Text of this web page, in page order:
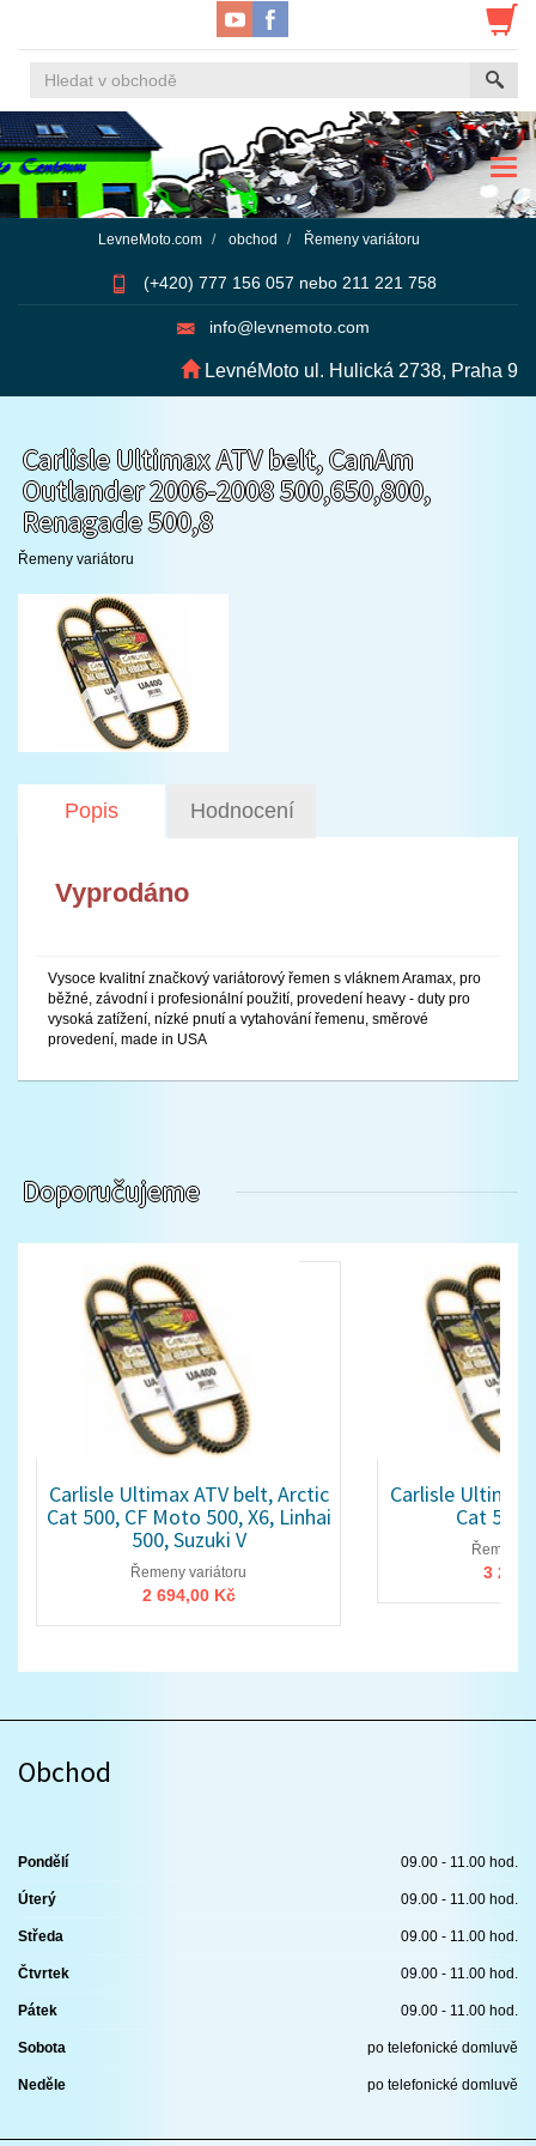
LevneMoto.com obchod Řemeny variátoru
(+420) 777 156 057 nebo 211 221 758
info@levnemoto.com
LevnéMoto ul. Hulická 2738, Praha 9
Carlisle Ultimax ATV belt, CanAm
Outlander 2006-2008 500,650,800,
Renagade 500,8
Řemeny variátoru
Popis Hodnocení
Vyprodáno
Vysoce kvalitní značkový variátorový řemen s vláknem Aramax, pro
běžné, závodní i profesionální použití, provedení heavy - duty pro
vysoká zatížení, nízké pnutí a vytahování řemenu, směrové
provedení, made in USA
Doporučujeme
Carlisle Ultimax ATV belt, Arctic
Cat 500, CF Moto 500, X6, Linhai
500, Suzuki V
Řemeny variátoru
2 694,00 Kč
Carlisle Ultimax
Cat
Řemeny
3
Obchod
Pondělí 09.00 - 11.00 hod.
Úterý 09.00 - 11.00 hod.
Středa 09.00 - 11.00 hod.
Čtvrtek 09.00 - 11.00 hod.
Pátek 09.00 - 11.00 hod.
Sobota po telefonické domluvě
Neděle po telefonické domluvě